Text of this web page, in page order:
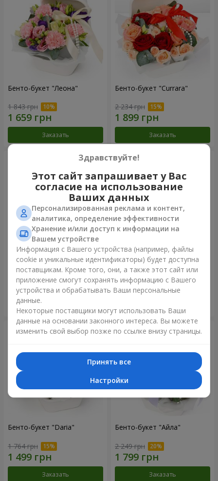
Бенто-букет "Леона"
1 843 грн
Заказать
Бенто-букет "Currara"
2 234 грн
Заказать
Букет "Шарм"
2 249 грн
Букет "Нежное сердце"
3 545 грн
Бенто-букет "Daria"
1 764 грн
Заказать
Бенто-букет "Айла"
2 249 грн
Заказать
Здравствуйте!
Этот сайт запрашивает у Вас
согласие на использование
Ваших данных
Персонализированная реклама и контент,
аналитика, определение эффективности
Хранение и/или доступ к информации на
Вашем устройстве
Информация с Вашего устройства (например, файлы
cookie и уникальные идентификаторы) будет доступна
поставщикам. Кроме того, они, а также этот сайт или
приложение смогут сохранять информацию с Вашего
устройства и обрабатывать Ваши персональные
данные.
Некоторые поставщики могут использовать Ваши
данные на основании законного интереса. Вы можете
изменить свой выбор позже по ссылке внизу страницы.
Принять все
Настройки